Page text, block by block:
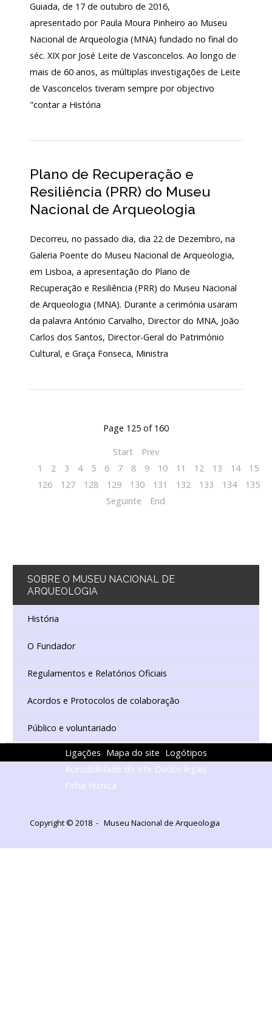
Exposições
Cooperação
Serviços
LOJA
Guiada, de 17 de outubro de 2016,
apresentado por Paula Moura Pinheiro ao Museu
Nacional de Arqueologia (MNA) fundado no final do
séc. XIX por José Leite de Vasconcelos. Ao longo de
mais de 60 anos, as múltiplas investigações de Leite
de Vasconcelos tiveram sempre por objectivo
"contar a História
Plano de Recuperação e
Resiliência (PRR) do Museu
Nacional de Arqueologia
Decorreu, no passado dia, dia 22 de Dezembro, na
Galeria Poente do Museu Nacional de Arqueologia,
em Lisboa, a apresentação do Plano de
Recuperação e Resiliência (PRR) do Museu Nacional
de Arqueologia (MNA). Durante a cerimónia usaram
da palavra António Carvalho, Director do MNA, João
Carlos dos Santos, Director-Geral do Património
Cultural, e Graça Fonseca, Ministra
Page 125 of 160
Start
Prev
1
2 3 4 5 6 7 8 9 10 11 12 13 14 15
126
127 128 129 130 131 132 133 134 135
Seguinte
End
SOBRE O MUSEU NACIONAL DE
ARQUEOLOGIA
História
O Fundador
Regulamentos e Relatórios Oficiais
Acordos e Protocolos de colaboração
Público e voluntariado
Ligações Mapa do site Logótipos
Acessibilidade do site Dados legais
Ficha técnica
Copyright © 2018 - Museu Nacional de Arqueologia